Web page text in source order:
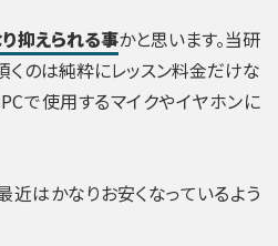
抑えられる事かと思います。当研
くのは純粋にレッスン料金だけな
で使用するマイクやイヤホンに
近はかなりお安くなっているよう